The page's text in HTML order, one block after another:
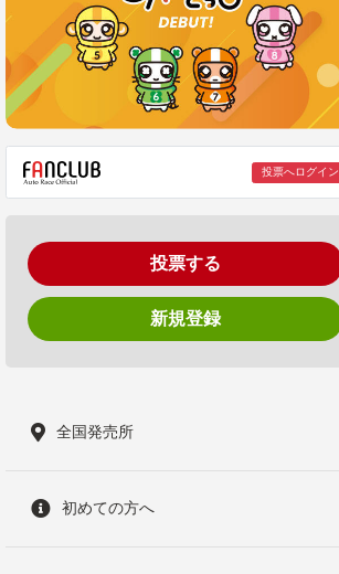
投票へログイン
投票する
新規登録
全国発売所
初めての方へ